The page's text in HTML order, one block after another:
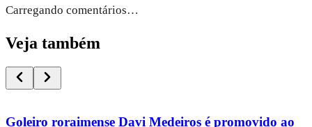
Carregando comentários…
Veja também
Goleiro roraimense Davi Medeiros é promovido ao